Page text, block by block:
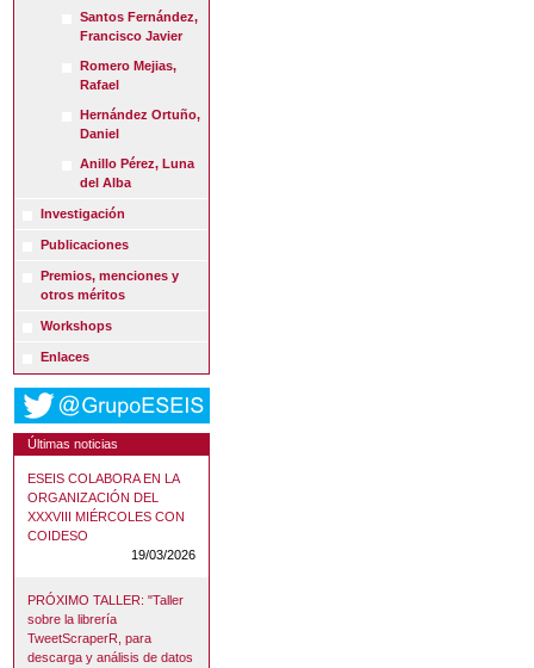
Santos Fernández,
Francisco Javier
Romero Mejias,
Rafael
Hernández Ortuño,
Daniel
Anillo Pérez, Luna
del Alba
Investigación
Publicaciones
Premios, menciones y
otros méritos
Workshops
Enlaces
Últimas noticias
ESEIS COLABORA EN LA
ORGANIZACIÓN DEL
XXXVIII MIÉRCOLES CON
COIDESO
19/03/2026
PRÓXIMO TALLER: "Taller
sobre la librería
TweetScraperR, para
descarga y análisis de datos